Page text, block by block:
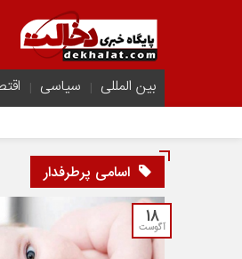
بین المللی سیاسی
اسامی پرطرفدار
18
آگوست